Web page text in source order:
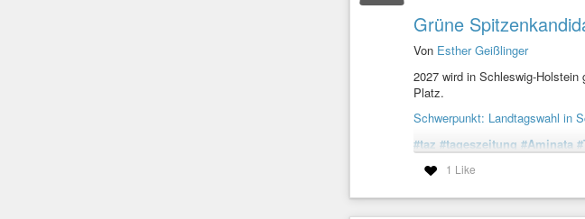
Nicholas Potter: «Der 7.
Nicholas Potter über
Grüne
Von Esther Geißlinger
2027 wird in Schleswig-
Platz.
Schwerpunkt: Landtagswahl in
#taz #tageszeitung #Aminata
Landtagswahl Schleswig-
1 Like